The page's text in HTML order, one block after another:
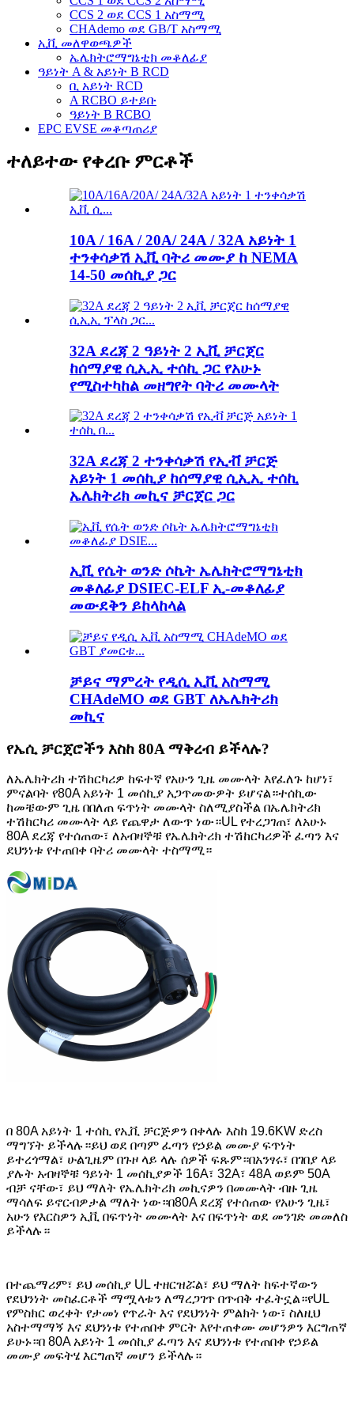
CCS 2 ወደ CCS 1 አስማሚ
CHAdemo ወደ GB/T አስማሚ
ኢቪ መለዋወጫዎች
ኤሌክትሮማግኔቲክ መቆለፊያ
ዓይነት A & አይነት B RCD
ቢ አይነት RCD
A RCBO ይተይቡ
ዓይነት B RCBO
EPC EVSE መቆጣጠሪያ
ተለይተው የቀረቡ ምርቶች
10A / 16A / 20A/ 24A / 32A አይነት 1
ተንቀሳቃሽ ኢቪ ባትሪ መሙያ ከ NEMA
14-50 መሰኪያ ጋር
32A ደረጃ 2 ዓይነት 2 ኢቪ ቻርጀር
ከሰማያዊ ሲኢኢ ተሰኪ ጋር የአሁኑ
የሚስተካከል መዘግየት ባትሪ መሙላት
32A ደረጃ 2 ተንቀሳቃሽ የኢቭ ቻርጅ
አይነት 1 መሰኪያ ከሰማያዊ ሲኢኢ ተሰኪ
ኤሌክትሪክ መኪና ቻርጀር ጋር
ኢቪ የሴት ወንድ ሶኬት ኤሌክትሮማግኔቲክ
መቆለፊያ DSIEC-ELF ኢ-መቆለፊያ
መውደቅን ይከላከላል
ቻይና ማምረት የዲሲ ኢቪ አስማሚ
CHAdeMO ወደ GBT ለኤሌክትሪክ
መኪና
የኤሲ ቻርጀሮችን እስከ 80A ማቅረብ ይችላሉ?
ለኤሌክትሪክ ተሽከርካሪዎ ከፍተኛ የአሁን ጊዜ መሙላት እየፈለጉ ከሆነ፣
ምናልባት የ80A አይነት 1 መሰኪያ አጋጥመውዎት ይሆናል።ተሰኪው
ከመቼውም ጊዜ በበለጠ ፍጥነት መሙላት ስለሚያስችል በኤሌክትሪክ
ተሽከርካሪ መሙላት ላይ የጨዋታ ለውጥ ነው።UL የተረጋገጠ፣ ለአሁኑ
80A ደረጃ የተሰጠው፣ ለአብዛኞቹ የኤሌክትሪክ ተሽከርካሪዎች ፈጣን እና
ደህንነቱ የተጠበቀ ባትሪ መሙላት ተስማሚ።
በ 80A አይነት 1 ተሰኪ የኢቪ ቻርጅዎን በቀላሉ እስከ 19.6KW ድረስ
ማግኘት ይችላሉ።ይህ ወደ በጣም ፈጣን የኃይል መሙያ ፍጥነት
ይተረጎማል፣ ሁልጊዜም በጉዞ ላይ ላሉ ሰዎች ፍጹም።በአንፃሩ፣ በገበያ ላይ
ያሉት አብዛኞቹ ዓይነት 1 መሰኪያዎች 16A፣ 32A፣ 48A ወይም 50A
ብቻ ናቸው፣ ይህ ማለት የኤሌክትሪክ መኪናዎን በመሙላት ብዙ ጊዜ
ማሳለፍ ይኖርብዎታል ማለት ነው።በ80A ደረጃ የተሰጠው የአሁን ጊዜ፣
አሁን የእርስዎን ኢቪ በፍጥነት መሙላት እና በፍጥነት ወደ መንገድ መመለስ
ይችላሉ።
በተጨማሪም፣ ይህ መሰኪያ UL ተዘርዝሯል፣ ይህ ማለት ከፍተኛውን
የደህንነት መስፈርቶች ማሟላቱን ለማረጋገጥ በጥብቅ ተፈትኗል።የUL
የምስክር ወረቀት የታመነ የጥራት እና የደህንነት ምልክት ነው፣ ስለዚህ
አስተማማኝ እና ደህንነቱ የተጠበቀ ምርት እየተጠቀሙ መሆንዎን እርግጠኛ
ይሁኑ።በ 80A አይነት 1 መሰኪያ ፈጣን እና ደህንነቱ የተጠበቀ የኃይል
መሙያ መፍትሄ እርግጠኛ መሆን ይችላሉ።